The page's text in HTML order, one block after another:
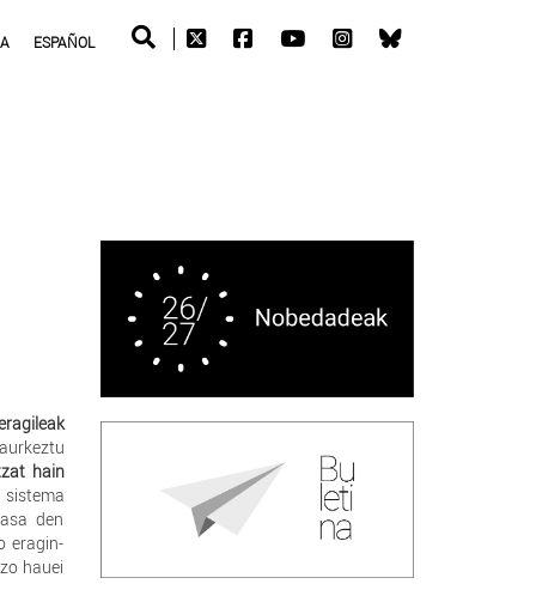
ESPAÑOL
hain
den
eragin-
hauei